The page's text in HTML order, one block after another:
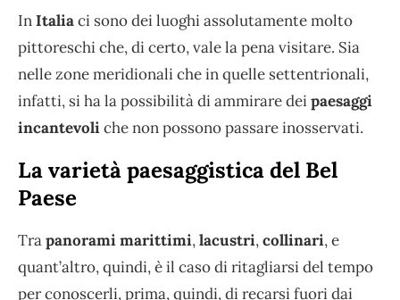
InItaliaci sono dei luoghi assolutamente molto
pittoreschi che, di certo, vale la pena visitare. Sia
nelle zone meridionali che in quelle settentrionali,
infatti, si ha la possibilità di ammirare deipaesaggi
incantevoliche non possono passare inosservati.
La varietà paesaggistica del Bel
Paese
Trapanorami marittimi,lacustri,collinari, e
quant’altro, quindi, è il caso di ritagliarsi del tempo
per conoscerli, prima, quindi, di recarsi fuori dai